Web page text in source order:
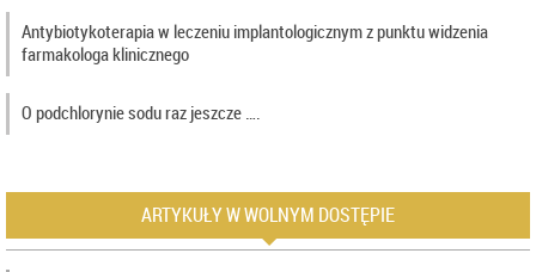
Antybiotykoterapia w leczeniu implantologicznym z punktu widzenia
farmakologa klinicznego
O podchlorynie sodu raz jeszcze ….
ARTYKUŁY W WOLNYM DOSTĘPIE